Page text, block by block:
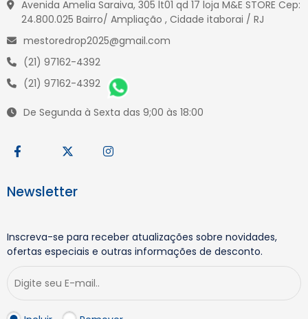
Avenida Amelia Saraiva, 305 lt01 qd 17 loja M&E STORE Cep:
24.800.025 Bairro/ Ampliação , Cidade itaborai / RJ
mestoredrop2025@gmail.com
(21) 97162-4392
(21) 97162-4392
De Segunda à Sexta das 9;00 às 18:00
Newsletter
Inscreva-se para receber atualizações sobre novidades,
ofertas especiais e outras informações de desconto.